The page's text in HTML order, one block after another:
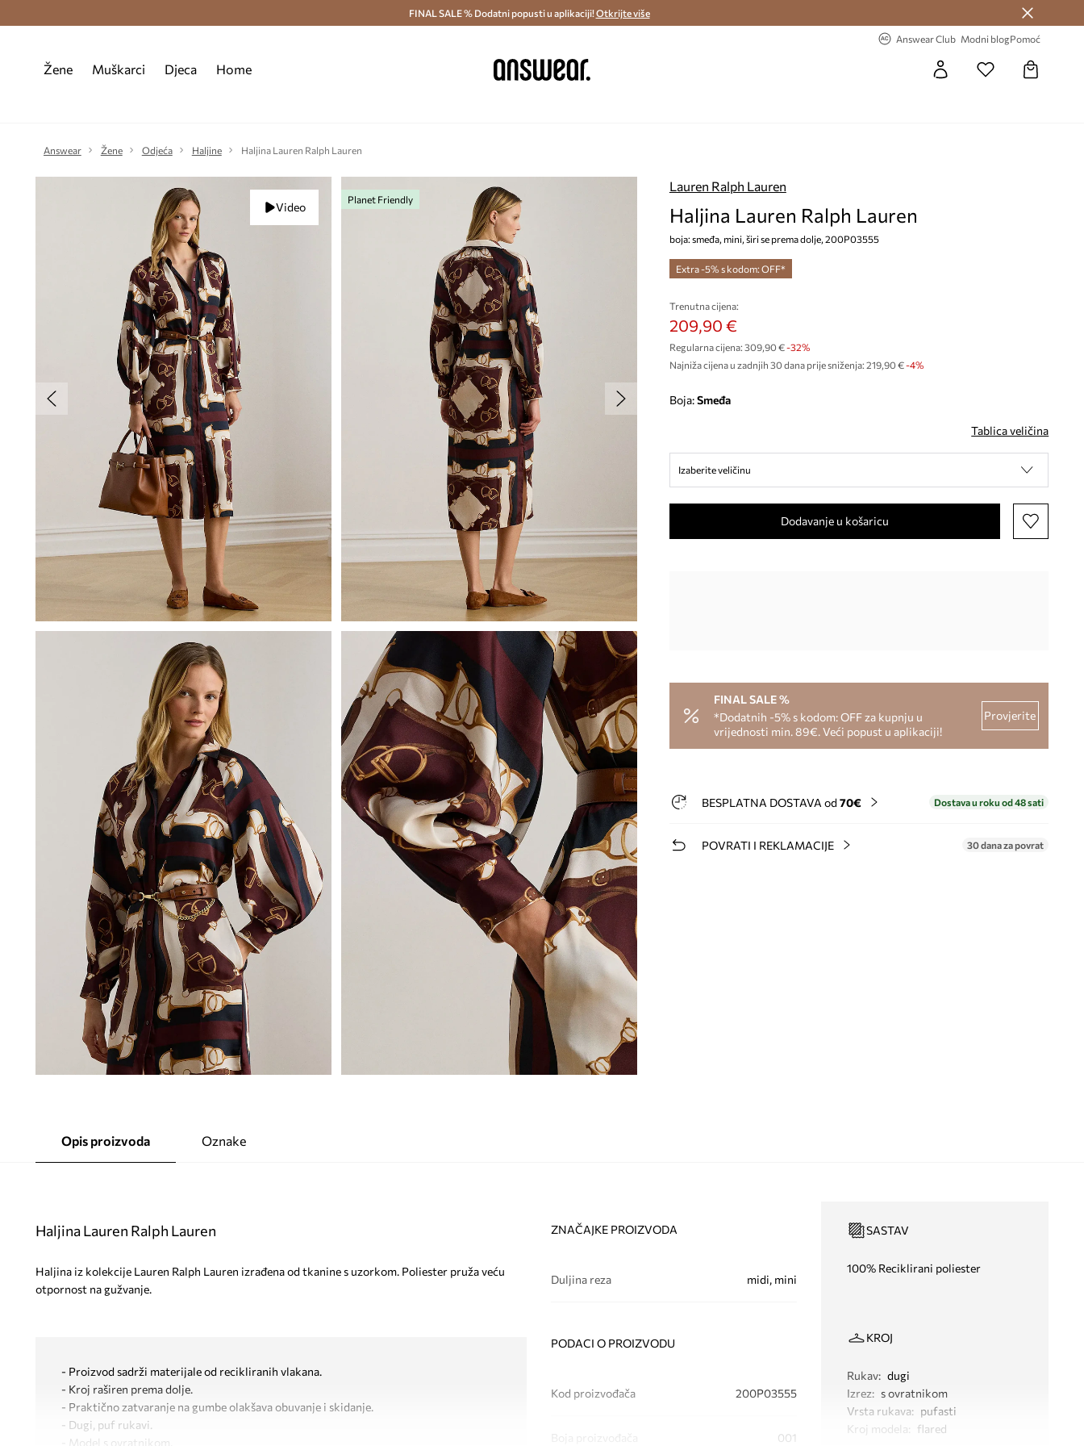
Besplatna dostava i povrat (od 70€) > Dostava u roku 48 sati >
FINAL SALE % Dodatni popusti u aplikaciji!Otkrijte više
Answear Club Modni blogPomoć
Žene Muškarci Djeca Home
Answear Žene Odjeća Haljine Haljina Lauren Ralph Lauren
Planet Friendly
Video
Lauren Ralph Lauren
Haljina Lauren Ralph Lauren
boja: smeđa, mini, širi se prema dolje, 200P03555
Extra -5% s kodom: OFF*
Trenutna cijena:
209,90 €
Regularna cijena: 309,90 €-32%
Najniža cijena u zadnjih 30 dana prije sniženja: 219,90 € -4%
Boja: smeđa
Tablica veličina
Izaberite veličinu
Dodavanje u košaricu
FINAL SALE %
*Dodatnih -5% s kodom: OFF za kupnju u
vrijednosti min. 89€. Veći popust u aplikaciji!
Provjerite
BESPLATNA DOSTAVA od 70€ Dostava u roku od 48 sati
POVRATI I REKLAMACIJE 30 dana za povrat
Opis proizvoda Oznake
Haljina Lauren Ralph Lauren
Haljina iz kolekcije Lauren Ralph Lauren izrađena od tkanine s uzorkom. Poliester pruža veću
otpornost na gužvanje.
- Proizvod sadrži materijale od recikliranih vlakana.
- Kroj raširen prema dolje.
- Praktično zatvaranje na gumbe olakšava obuvanje i skidanje.
- Dugi, puf rukavi.
- Model s ovratnikom.
ZNAČAJKE PROIZVODA
Duljina reza midi, mini
PODACI O PROIZVODU
Kod proizvođača 200P03555
001
SASTAV
100% Reciklirani poliester
KROJ
Rukav: dugi
Izrez: s ovratnikom
Vrsta rukava: pufasti
Kroj modela: flared